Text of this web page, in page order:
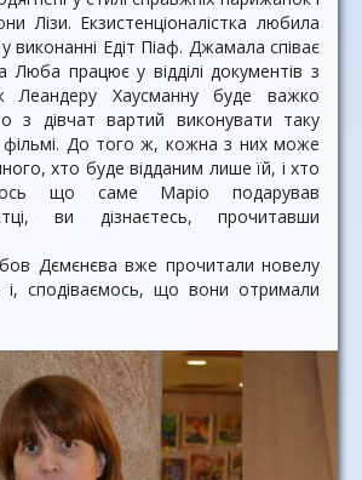
Лізи. Екзистенціоналістка любила
виконанні Едіт Піаф. Джамала співає
Люба працює у відділі документів з
Леандеру Хаусманну буде важко
з дівчат вартий виконувати таку
фільмі. До того ж, кожна з них може
хто буде відданим лише їй, і хто
що саме Маріо подарував
ви дізнаєтесь, прочитавши
Дємєнєва вже прочитали новелу
і, сподіваємось, що вони отримали